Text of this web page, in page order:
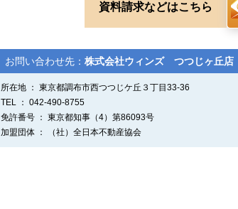
資料請求などはこちら
お問い合わせ先： 株式会社ウィンズ つつじヶ丘店
所在地 ： 東京都調布市西つつじケ丘３丁目33-36
TEL ： 042-490-8755
免許番号 ： 東京都知事（4）第86093号
加盟団体 ： （社）全日本不動産協会